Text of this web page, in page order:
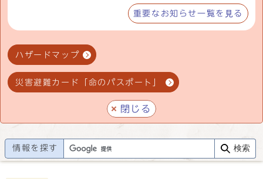
重要なお知らせ一覧を見る
ハザードマップ
災害避難カード「命のパスポート」
閉じる
情報を探す 検索